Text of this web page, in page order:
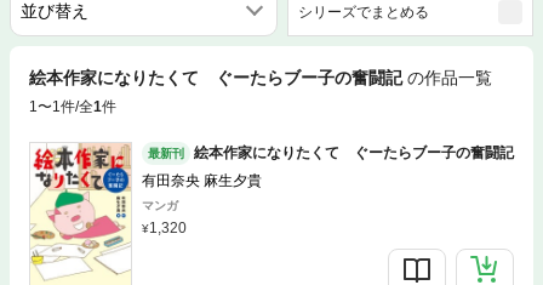
シリーズでまとめる
絵本作家になりたくて ぐーたらブー子の奮闘記 の作品一覧
1〜1件/全1件
最新刊
絵本作家になりたくて ぐーたらブー子の奮闘記
有田奈央 麻生夕貴
マンガ
1,320